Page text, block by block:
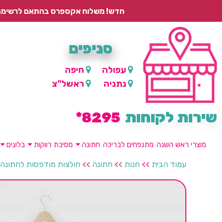
חדש! משלוח אקספרס בהתאם לרשימת היישובים – עד 2 ימי עסקים, ועד 4 ימי עסקים למוצרים
סניפים
עפולה
חיפה
נתניה
ראשל"צ
שירות לקוחות 8295*
מוצרי ראש השנה מתנפחים לבריכה חתונה מסיבת רווקות בלונים
עמוד הבית >> חנות >> חתונה >> חולצות מודפסות לחתונה